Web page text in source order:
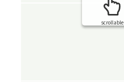
scrollable